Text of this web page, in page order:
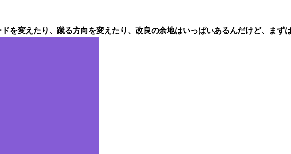
を変えたり、蹴る方向を変えたり、改良の余地はいっぱいあるんだけど、まず